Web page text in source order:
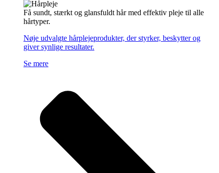
Få sundt, stærkt og glansfuldt hår med effektiv pleje til alle
hårtyper.
Nøje udvalgte hårplejeprodukter, der styrker, beskytter og
giver synlige resultater.
Se mere